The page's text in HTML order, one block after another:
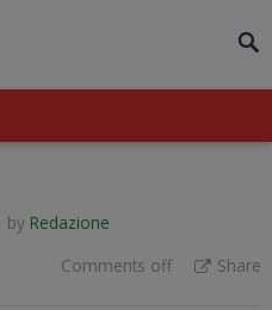
by Redazione
Comments off
Share